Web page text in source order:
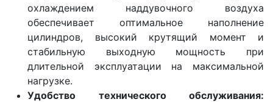
охлаждением наддувочного воздуха
обеспечивает оптимальное наполнение
цилиндров, высокий крутящий момент и
стабильную выходную мощность при
длительной эксплуатации на максимальной
нагрузке.
Удобство технического обслуживания: